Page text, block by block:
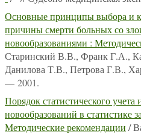
Основные принципы выбора и
причины смерти больных со
новообразованиями :
Старинский В.В., Франк Г.А.,
Данилова Т.В., Петрова Г.В.,
— 2001.
Порядок статистического учета
новообразований в статистике
Методические рекомендации /